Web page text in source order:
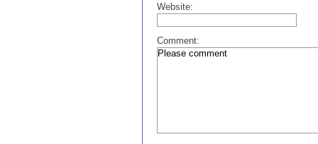
Website:
Comment: